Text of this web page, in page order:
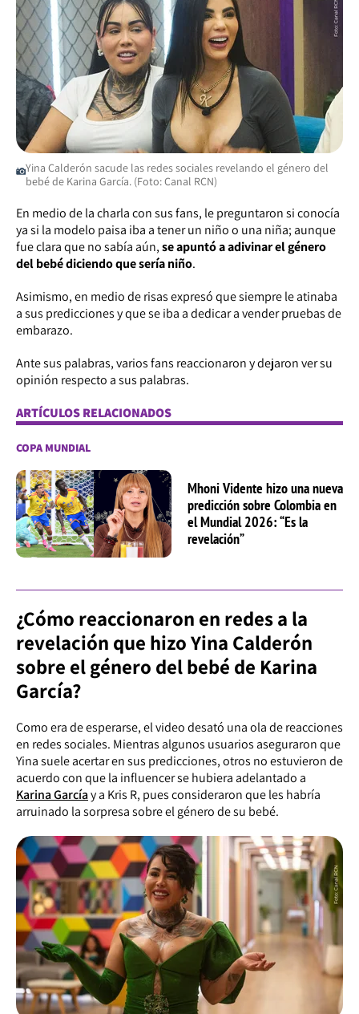
Yina Calderón sacude las redes sociales revelando el género del
bebé de Karina García. (Foto: Canal RCN)
En medio de la charla con sus fans, le preguntaron si conocía
ya si la modelo paisa iba a tener un niño o una niña; aunque
fue clara que no sabía aún,se apuntó a adivinar el género
del bebé diciendo que sería niño.
Asimismo, en medio de risas expresó que siempre le atinaba
a sus predicciones y que se iba a dedicar a vender pruebas de
embarazo.
Ante sus palabras, varios fans reaccionaron y dejaron ver su
opinión respecto a sus palabras.
ARTÍCULOS RELACIONADOS
COPA MUNDIAL
Mhoni Vidente hizo una nueva
predicción sobre Colombia en
el Mundial 2026: “Es la
revelación”
¿Cómo reaccionaron en redes a la
revelación que hizo Yina Calderón
sobre el género del bebé de Karina
García?
Como era de esperarse, el video desató una ola de reacciones
en redes sociales. Mientras algunos usuarios aseguraron que
Yina suele acertar en sus predicciones, otros no estuvieron de
acuerdo con que la influencer se hubiera adelantado a
Karina Garcíay a Kris R, pues consideraron que les habría
arruinado la sorpresa sobre el género de su bebé.